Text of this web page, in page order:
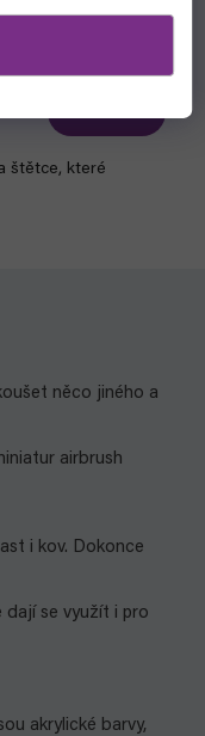
Detail
štětce, které
něco jiného a
airbrush
i kov. Dokonce
dají se využít i pro
akrylické barvy,